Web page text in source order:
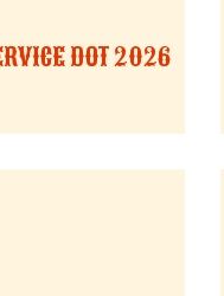
DOT 2026